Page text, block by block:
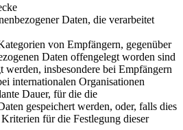
Daten, die verarbeitet
von Empfängern, gegenüber
Daten offengelegt worden sind
werden, insbesondere bei Empfängern
internationalen Organisationen
Dauer, für die die
gespeichert werden, oder, falls dies
für die Festlegung dieser